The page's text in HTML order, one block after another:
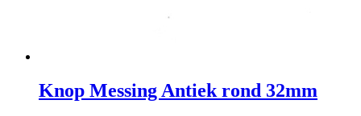
Knop Messing Antiek rond 32mm